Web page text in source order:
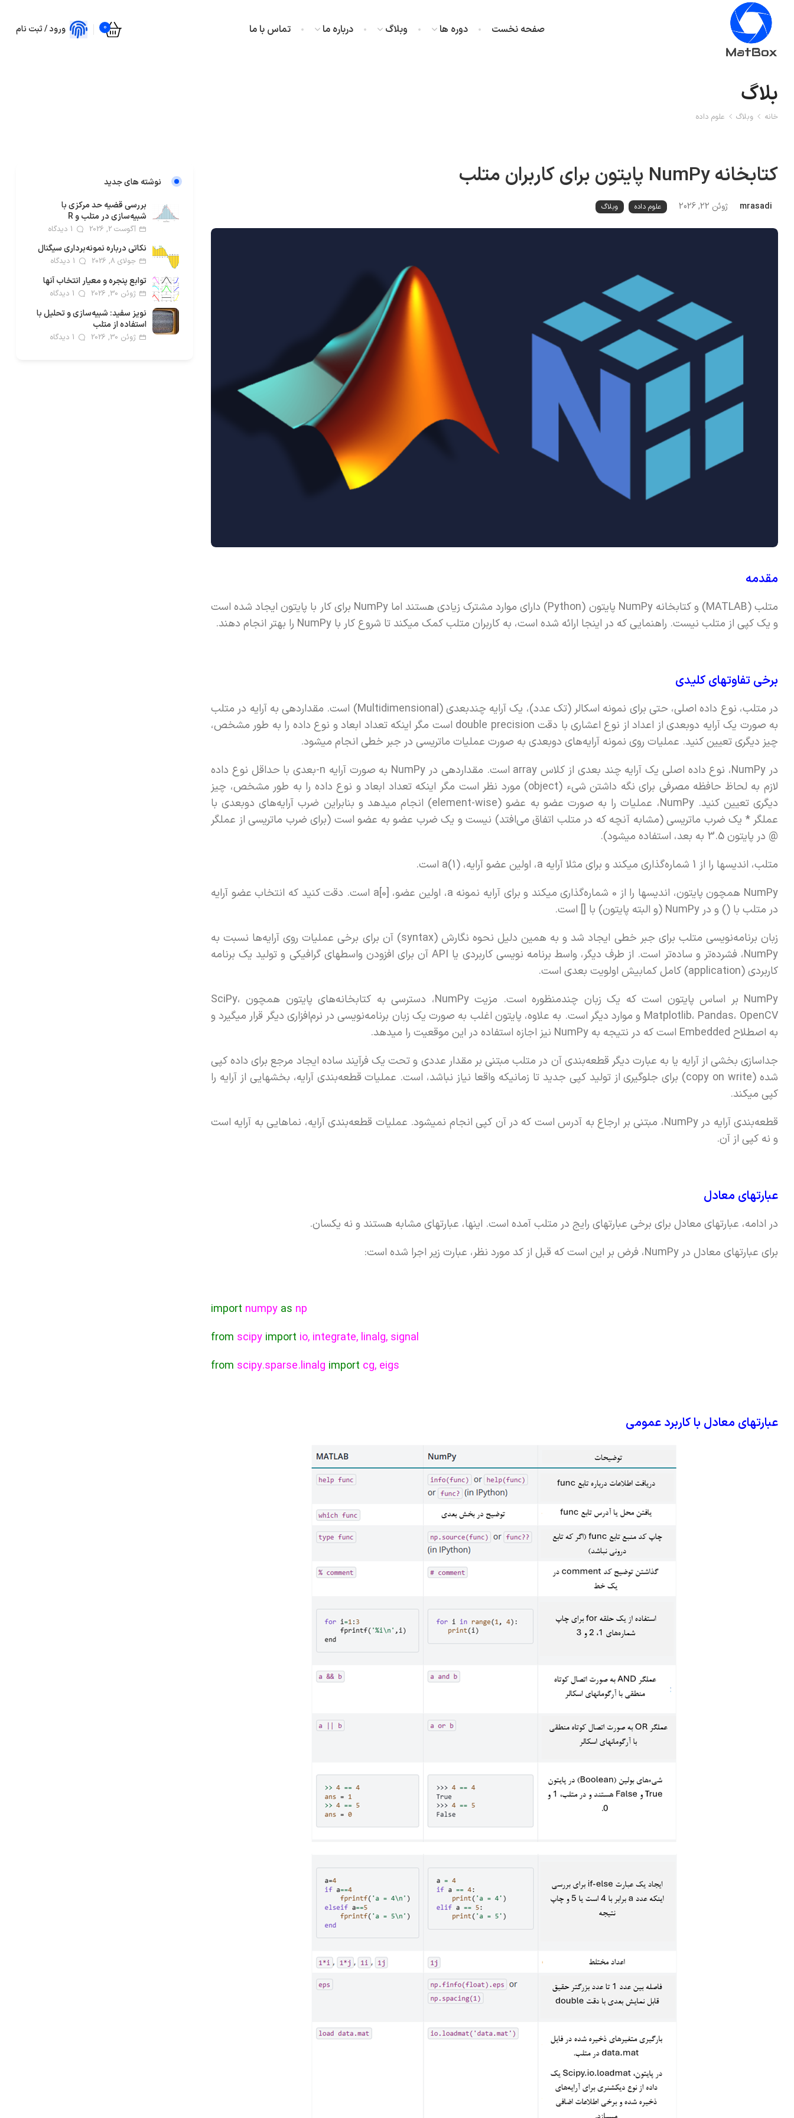
صفحه نخست دوره ها وبلاگ درباره ما تماس با ما 0 ورود / ثبت نام
بلاگ
خانه وبلاگ علوم داده
کتابخانه NumPy پایتون برای کاربران متلب
mrasadi ژوئن 22, 2026 علوم داده وبلاگ
مقدمه
متلب (MATLAB) و کتابخانه NumPy پایتون (Python) دارای موارد مشترک زیادی هستند اما NumPy برای کار با پایتون ایجاد شده است
و یک کپی از متلب نیست. راهنمایی که در اینجا ارائه شده است، به کاربران متلب کمک میکند تا شروع کار با NumPy را بهتر انجام دهند.
برخی تفاوتهای کلیدی
در متلب، نوع داده اصلی، حتی برای نمونه اسکالر (تک عدد)، یک آرایه چندبعدی (Multidimensional) است. مقداردهی به آرایه در متلب
به صورت یک آرایه دوبعدی از اعداد از نوع اعشاری با دقت double precision است مگر اینکه تعداد ابعاد و نوع داده را به طور مشخص،
چیز دیگری تعیین کنید. عملیات روی نمونه آرایه‌های دوبعدی به صورت عملیات ماتریسی در جبر خطی انجام میشود.
در NumPy، نوع داده اصلی یک آرایه چند بعدی از کلاس array است. مقداردهی در NumPy به صورت آرایه n-بعدی با حداقل نوع داده
لازم به لحاظ حافظه مصرفی برای نگه داشتن شیء (object) مورد نظر است مگر اینکه تعداد ابعاد و نوع داده را به طور مشخص، چیز
دیگری تعیین کنید. NumPy، عملیات را به صورت عضو به عضو (element-wise) انجام میدهد و بنابراین ضرب آرایه‌های دوبعدی با
عملگر * یک ضرب ماتریسی (مشابه آنچه که در متلب اتفاق می‌افتد) نیست و یک ضرب عضو به عضو است (برای ضرب ماتریسی از عملگر
@ در پایتون 3.5 به بعد، استفاده میشود).
متلب، اندیسها را از 1 شماره‌گذاری میکند و برای مثلا آرایه a، اولین عضو آرایه، a(1) است.
NumPy همچون پایتون، اندیسها را از 0 شماره‌گذاری میکند و برای آرایه نمونه a، اولین عضو، a[0] است. دقت کنید که انتخاب عضو آرایه
در متلب با () و در NumPy (و البته پایتون) با [] است.
زبان برنامه‌نویسی متلب برای جبر خطی ایجاد شد و به همین دلیل نحوه نگارش (syntax) آن برای برخی عملیات روی آرایه‌ها نسبت به
NumPy، فشرده‌تر و ساده‌تر است. از طرف دیگر، واسط برنامه نویسی کاربردی یا API آن برای افزودن واسطهای گرافیکی و تولید یک برنامه
کاربردی (application) کامل کمابیش اولویت بعدی است.
NumPy بر اساس پایتون است که یک زبان چندمنظوره است. مزیت NumPy، دسترسی به کتابخانه‌های پایتون همچون SciPy،
Matplotlib، Pandas، OpenCV و موارد دیگر است. به علاوه، پایتون اغلب به صورت یک زبان برنامه‌نویسی در نرم‌افزاری دیگر قرار میگیرد و
به اصطلاح Embedded است که در نتیجه به NumPy نیز اجازه استفاده در این موقعیت را میدهد.
جداسازی بخشی از آرایه یا به عبارت دیگر قطعه‌بندی آن در متلب مبتنی بر مقدار عددی و تحت یک فرآیند ساده ایجاد مرجع برای داده کپی
شده (copy on write) برای جلوگیری از تولید کپی جدید تا زمانیکه واقعا نیاز نباشد، است. عملیات قطعه‌بندی آرایه، بخشهایی از آرایه را
کپی میکند.
قطعه‌بندی آرایه در NumPy، مبتنی بر ارجاع به آدرس است که در آن کپی انجام نمیشود. عملیات قطعه‌بندی آرایه، نماهایی به آرایه است
و نه کپی از آن.
عبارتهای معادل
در ادامه، عبارتهای معادل برای برخی عبارتهای رایج در متلب آمده است. اینها، عبارتهای مشابه هستند و نه یکسان.
برای عبارتهای معادل در NumPy، فرض بر این است که قبل از کد مورد نظر، عبارت زیر اجرا شده است:
import numpy as np
from scipy import io, integrate, linalg, signal
from scipy.sparse.linalg import cg, eigs
عبارتهای معادل با کاربرد عمومی
نوشته های جدید
بررسی قضیه حد مرکزی با
شبیه‌سازی در متلب و R
آگوست 2, 2026 1 دیدگاه
نکاتی درباره نمونه‌برداری سیگنال
جولای 8, 2026 1 دیدگاه
توابع پنجره و معیار انتخاب آنها
ژوئن 30, 2026 1 دیدگاه
نویز سفید: شبیه‌سازی و تحلیل با
استفاده از متلب
ژوئن 30, 2026 1 دیدگاه